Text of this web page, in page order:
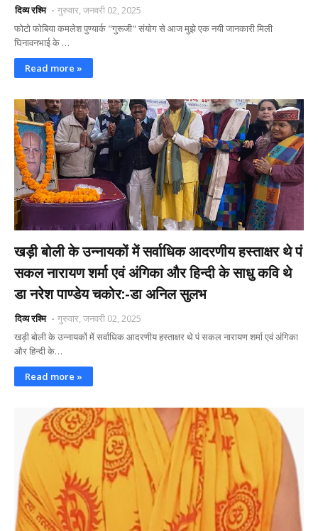
दिव्य रश्मि
गुरुवार, जनवरी 02, 2025
फोटो फोबिया कमलेश पुण्यार्क "गुरूजी" संयोग से आज मुझे एक नयी जानकारी मिली
घिनावनभाई के …
Read more »
खड़ी बोली के उन्नायकों में सर्वाधिक आदरणीय हस्ताक्षर थे पं
सकल नारायण शर्मा एवं अंगिका और हिन्दी के साधु कवि थे
डा नरेश पाण्डेय चकोर:-डा अनिल सुलभ
दिव्य रश्मि
गुरुवार, जनवरी 02, 2025
खड़ी बोली के उन्नायकों में सर्वाधिक आदरणीय हस्ताक्षर थे पं सकल नारायण शर्मा एवं अंगिका
और हिन्दी के…
Read more »